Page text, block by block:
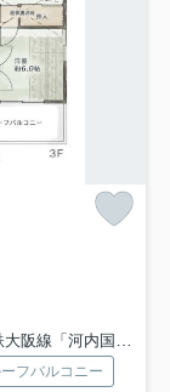
線「河内国分」駅 徒歩17分
フバルコニー